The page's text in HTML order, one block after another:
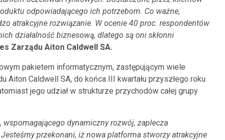
odpowiadającego ich potrzebom. Co ważne,
atrakcyjne rozwiązanie. W ocenie 40 proc. respondentów
działalność biznesową, dlatego są oni skłonni
Zarządu Aiton Caldwell SA.
pakietem informatycznym, zastępującym wiele
Caldwell SA, do końca III kwartału przyszłego roku
jego udział w strukturze przychodów całej grupy
dynamiczny rozwój, zaplecza
przekonani, iż nowa platforma stworzy atrakcyjne